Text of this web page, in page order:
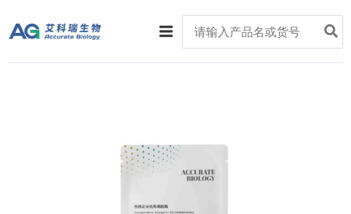
容
Main
Menu
for: